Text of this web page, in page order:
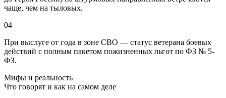
чаще, чем на тыловых.
04
При выслуге от года в зоне СВО — статус ветерана боевых
действий с полным пакетом пожизненных льгот по ФЗ № 5-
ФЗ.
Мифы и реальность
Что говорят и как на самом деле